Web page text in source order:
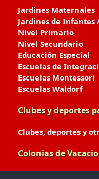
Jardines Maternales
Jardines de
Nivel Primario
Nivel Secundario
Educación Especial
Escuelas de
Escuelas Montessori
Escuelas Waldorf
Clubes y deportes
Clubes, deportes y
Colonias de